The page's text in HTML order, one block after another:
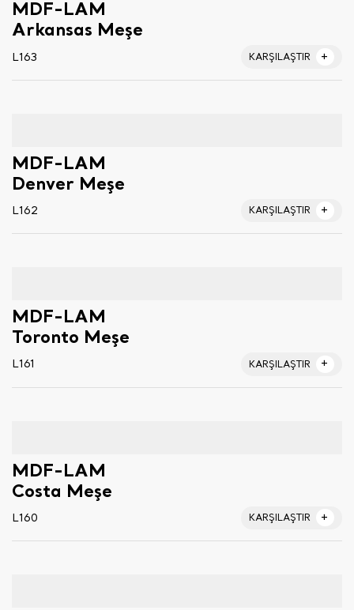
MDF-LAM
Arkansas Meşe
L163 KARŞILAŞTIR
MDF-LAM
Denver Meşe
L162 KARŞILAŞTIR
MDF-LAM
Toronto Meşe
L161 KARŞILAŞTIR
MDF-LAM
Costa Meşe
L160 KARŞILAŞTIR